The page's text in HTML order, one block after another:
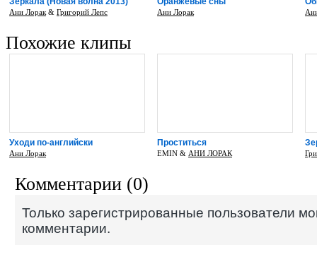
Ани Лорак & Григорий Лепс Ани Лорак
Похожие клипы
Уходи по-английски
Ани Лорак
Проститься
EMIN & АНИ ЛОРАК
Комментарии (0)
Только зарегистрированные пользователи
комментарии.